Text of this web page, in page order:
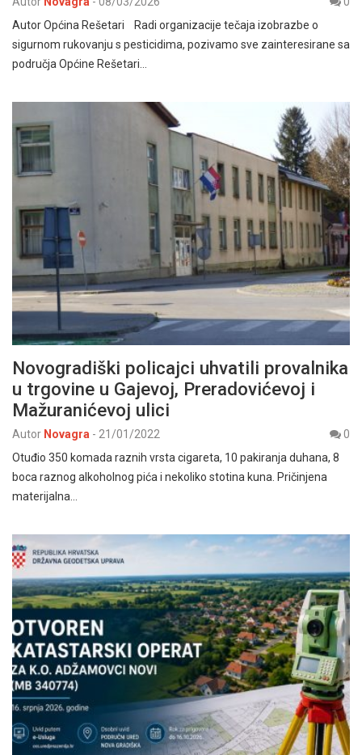
Autor Općina Rešetari Radi organizacije tečaja izobrazbe o
sigurnom rukovanju s pesticidima, pozivamo sve zainteresirane sa
područja Općine Rešetari…
Novogradiški policajci uhvatili provalnika
u trgovine u Gajevoj, Preradovićevoj i
Mažuranićevoj ulici
Autor Novagra - 21/01/2022
0
Otuđio 350 komada raznih vrsta cigareta, 10 pakiranja duhana, 8
boca raznog alkoholnog pića i nekoliko stotina kuna. Pričinjena
materijalna…